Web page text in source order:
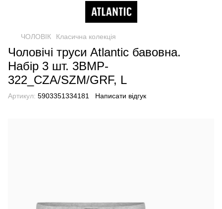
ЧОЛОВІК Класична колекція
Чоловічі труси Atlantic бавовна.
Набір 3 шт. 3BMP-
322_CZA/SZM/GRF, L
Артикул: 5903351334181 Написати відгук